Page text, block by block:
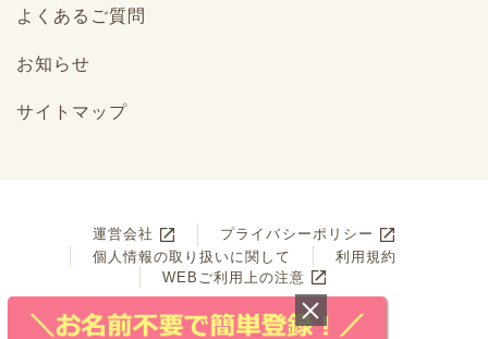
よくあるご質問
お知らせ
サイトマップ
運営会社
プライバシーポリシー
個人情報の取り扱いに関して
利用規約
WEBご利用上の注意